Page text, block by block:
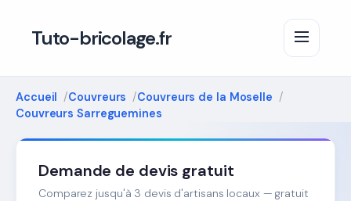
Tuto-bricolage.fr
Accueil Couvreurs
Couvreurs de la Moselle
Couvreurs Sarreguemines
Demande de devis gratuit
Comparez jusqu'à 3 devis d'artisans locaux — gratuit